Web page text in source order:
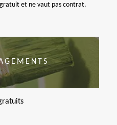
gratuit et ne vaut pas contrat.